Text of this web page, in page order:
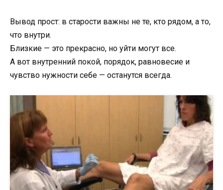
Вывод прост: в старости важны не те, кто рядом, а то,
что внутри.
Близкие — это прекрасно, но уйти могут все.
А вот внутренний покой, порядок, равновесие и
чувство нужности себе — останутся всегда.